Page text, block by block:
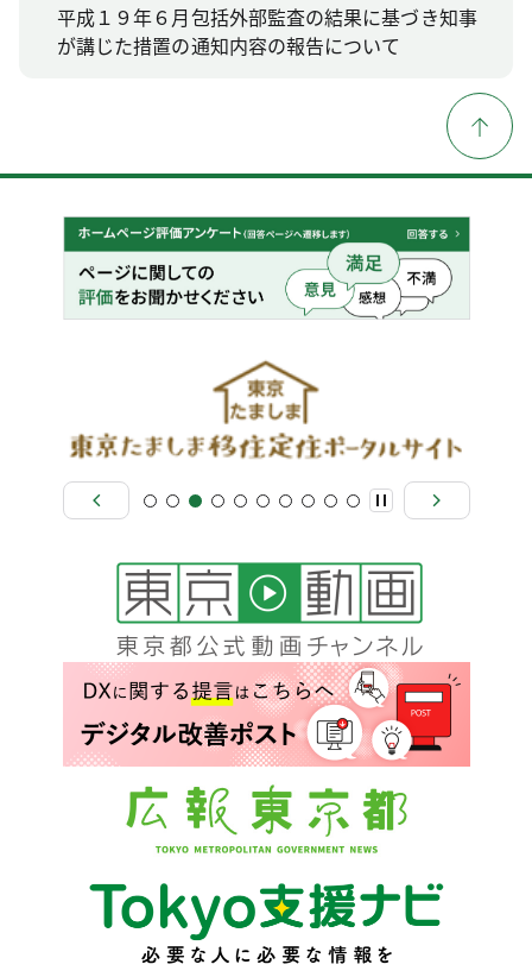
平成１９年６月包括外部監査の結果に基づき知事
が講じた措置の通知内容の報告について